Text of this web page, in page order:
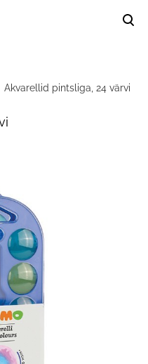
Akvarellid pintsliga, 24 värvi